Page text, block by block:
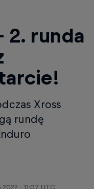
2. runda
Xross
rundę
· 11:07 UTC